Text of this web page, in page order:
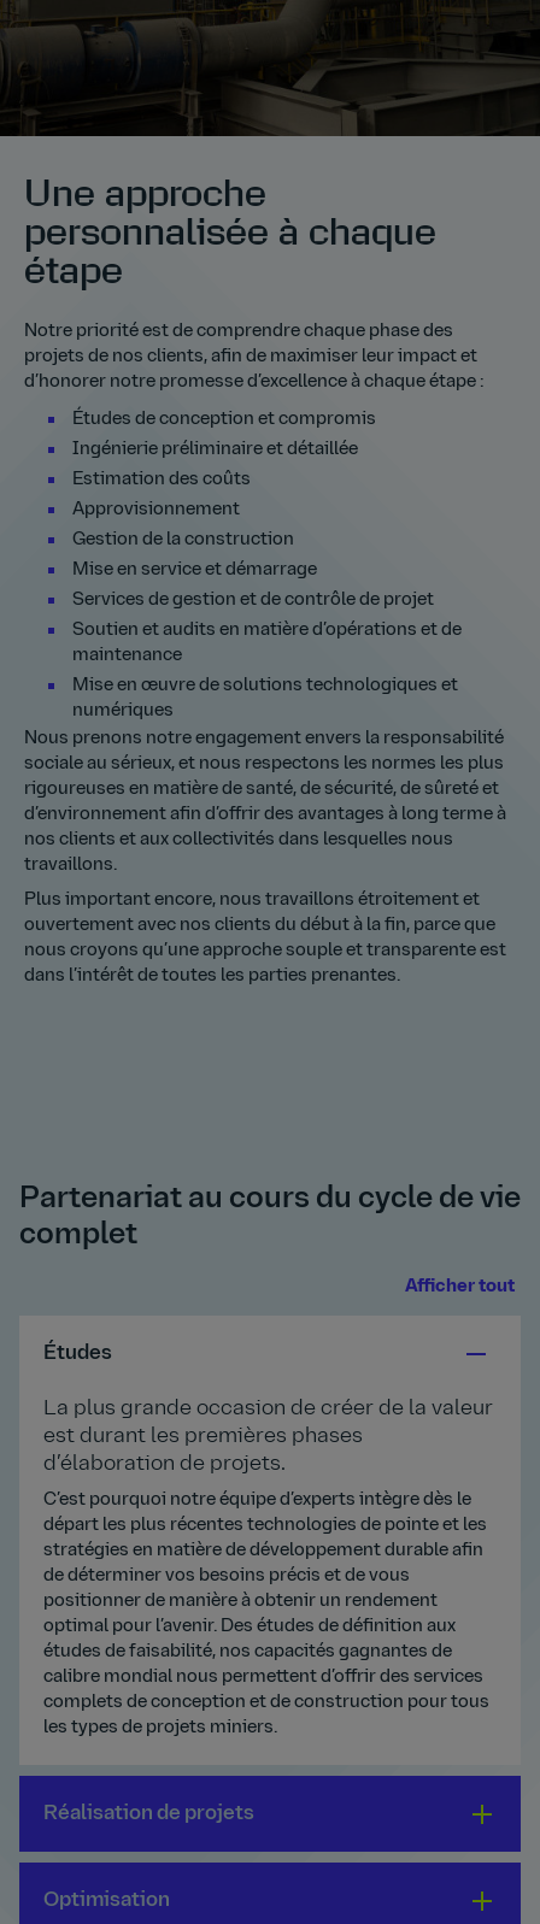
Une approche
personnalisée à chaque
étape
Notre priorité est de comprendre chaque phase des
projets de nos clients, afin de maximiser leur impact et
d’honorer notre promesse d’excellence à chaque étape :
Études de conception et compromis
Ingénierie préliminaire et détaillée
Estimation des coûts
Approvisionnement
Gestion de la construction
Mise en service et démarrage
Services de gestion et de contrôle de projet
Soutien et audits en matière d’opérations et de
maintenance
Mise en œuvre de solutions technologiques et
numériques
Nous prenons notre engagement envers la responsabilité
sociale au sérieux, et nous respectons les normes les plus
rigoureuses en matière de santé, de sécurité, de sûreté et
d’environnement afin d’offrir des avantages à long terme à
nos clients et aux collectivités dans lesquelles nous
travaillons.
Plus important encore, nous travaillons étroitement et
ouvertement avec nos clients du début à la fin, parce que
nous croyons qu’une approche souple et transparente est
dans l’intérêt de toutes les parties prenantes.
Partenariat au cours du cycle de vie
complet
Afficher tout
Études
La plus grande occasion de créer de la valeur
est durant les premières phases
d’élaboration de projets.
C’est pourquoi notre équipe d’experts intègre dès le
départ les plus récentes technologies de pointe et les
stratégies en matière de développement durable afin
de déterminer vos besoins précis et de vous
positionner de manière à obtenir un rendement
optimal pour l’avenir. Des études de définition aux
études de faisabilité, nos capacités gagnantes de
calibre mondial nous permettent d’offrir des services
complets de conception et de construction pour tous
les types de projets miniers.
Réalisation de projets
Optimisation